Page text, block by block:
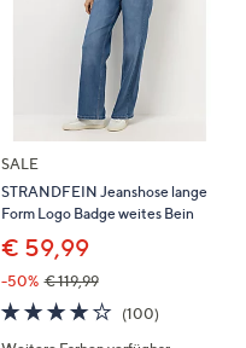
SALE
STRANDFEIN Jeanshose lange
Form Logo Badge weites Bein
€ 59,99
-50% € 119,99
4.2
von
(100)100